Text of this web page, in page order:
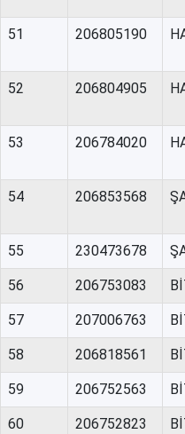
51 206805190
52 206804905
53 206784020
54 206853568
55 230473678
56 206753083
57 207006763
58 206818561
59 206752563
60 206752823